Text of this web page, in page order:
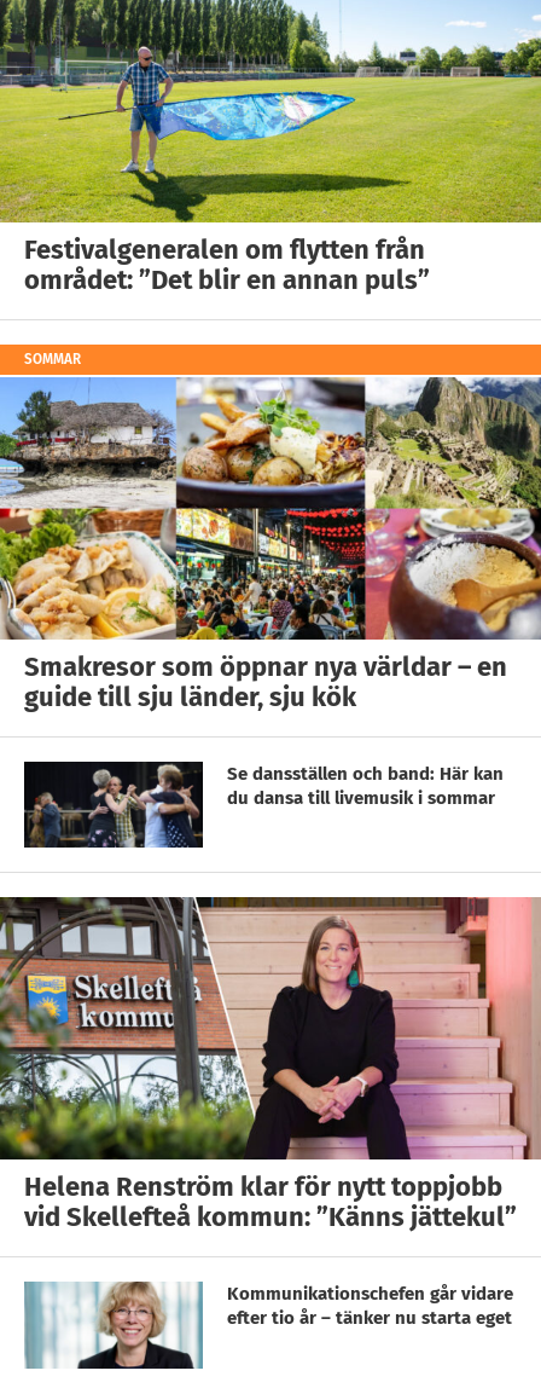
Festivalgeneralen om flytten från
området: ”Det blir en annan puls”
SOMMAR
Smakresor som öppnar nya världar – en
guide till sju länder, sju kök
Se dansställen och band: Här kan
du dansa till livemusik i sommar
Helena Renström klar för nytt toppjobb
vid Skellefteå kommun: ”Känns jättekul”
Kommunikationschefen går vidare
efter tio år – tänker nu starta eget